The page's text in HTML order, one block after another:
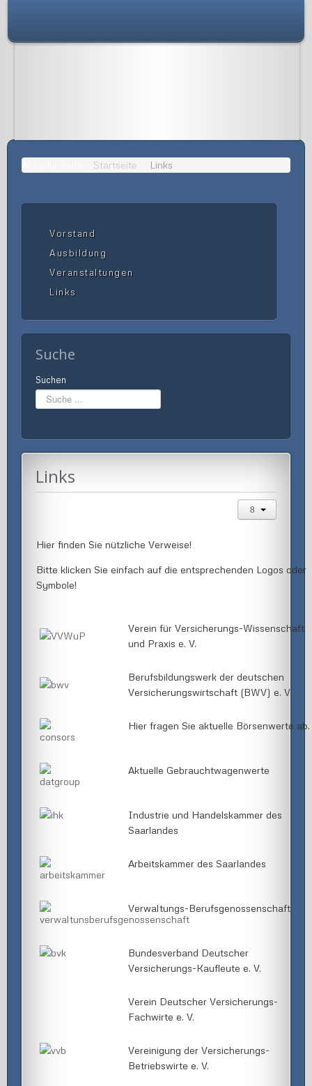
Startseite Links
Vorstand
Ausbildung
Veranstaltungen
Links
Suche
Suchen
Links
Hier finden Sie nützliche Verweise!
Bitte klicken Sie einfach auf die entsprechenden Logos oder
Symbole!
Verein für Versicherungs-Wissenschaft
und Praxis e. V.
Berufsbildungswerk der deutschen
Versicherungswirtschaft (BWV) e. V.
Hier fragen Sie aktuelle Börsenwerte ab.
Aktuelle Gebrauchtwagenwerte
Industrie und Handelskammer des
Saarlandes
Arbeitskammer des Saarlandes
Verwaltungs-Berufsgenossenschaft
Bundesverband Deutscher
Versicherungs-Kaufleute e. V.
Verein Deutscher Versicherungs-
Fachwirte e. V.
Vereinigung der Versicherungs-
Betriebswirte e. V.